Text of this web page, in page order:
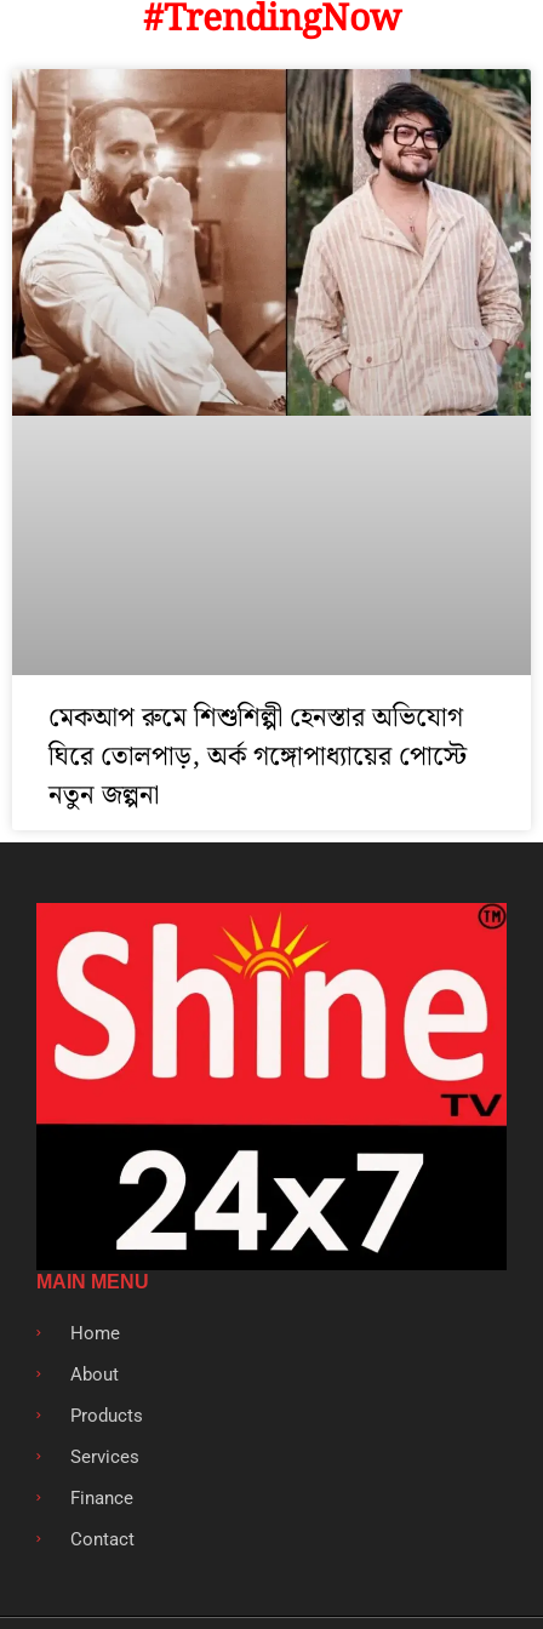
#TrendingNow
মেকআপ রুমে শিশুশিল্পী হেনস্তার অভিযোগ
ঘিরে তোলপাড়, অর্ক গঙ্গোপাধ্যায়ের পোস্টে
নতুন জল্পনা
MAIN MENU
Home
About
Products
Services
Finance
Contact